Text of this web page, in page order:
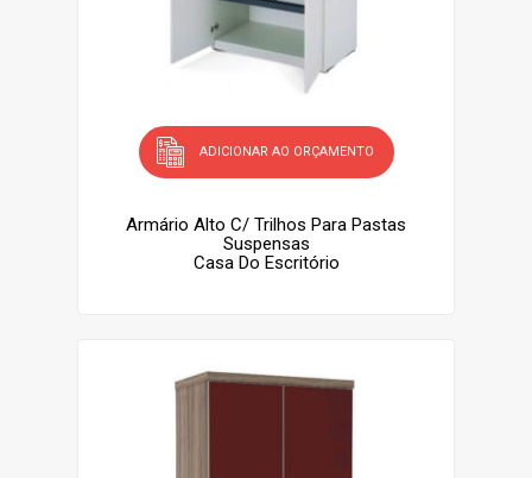
ADICIONAR AO ORÇAMENTO
Armário Alto C/ Trilhos Para Pastas
Suspensas
Casa Do Escritório